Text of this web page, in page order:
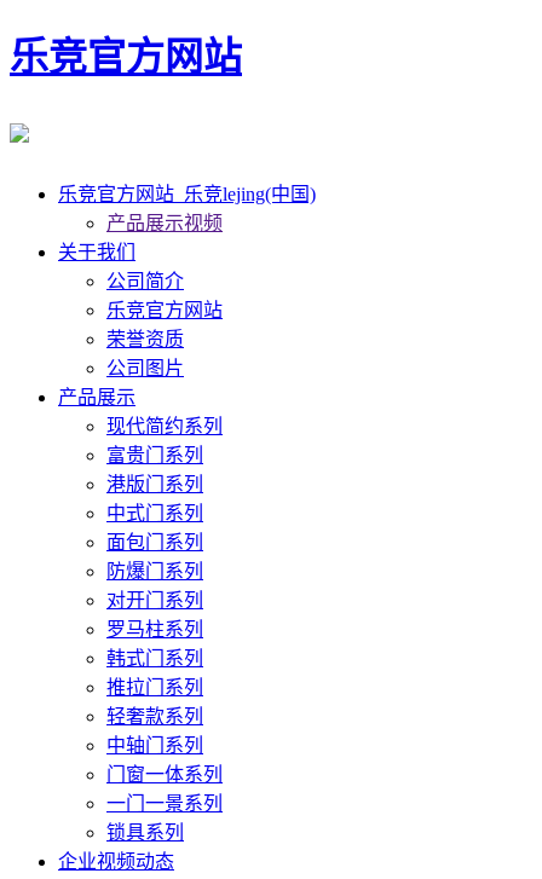
乐竞官方网站
乐竞官方网站_乐竞lejing(中国)
产品展示视频
关于我们
公司简介
乐竞官方网站
荣誉资质
公司图片
产品展示
现代简约系列
富贵门系列
港版门系列
中式门系列
面包门系列
防爆门系列
对开门系列
罗马柱系列
韩式门系列
推拉门系列
轻奢款系列
中轴门系列
门窗一体系列
一门一景系列
锁具系列
企业视频动态